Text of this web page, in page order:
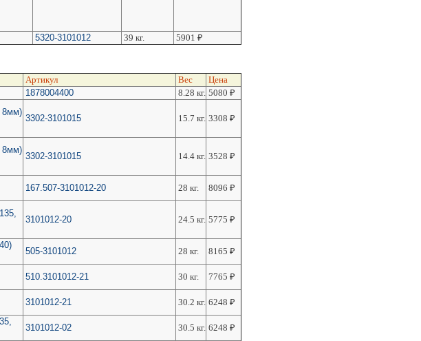
5320-3101012 39 кг. 5901 ₽
Артикул Вес
Цена
1878004400 8.28 кг. 5080 ₽
8мм)
3302-3101015 15.7 кг. 3308 ₽
8мм)
3302-3101015 14.4 кг. 3528 ₽
167.507-3101012-20 28 кг. 8096 ₽
3101012-20 24.5 кг. 5775 ₽
505-3101012 28 кг. 8165 ₽
510.3101012-21 30 кг. 7765 ₽
3101012-21 30.2 кг. 6248 ₽
3101012-02 30.5 кг. 6248 ₽